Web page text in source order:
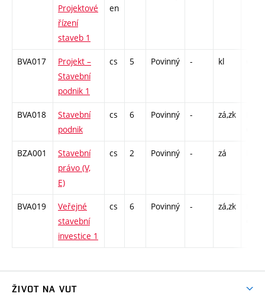
Projektové
řízení
staveb 1
en
BVA017
Projekt –
Stavební
podnik 1
cs 5 Povinný - kl
BVA018
Stavební
podnik
cs 6 Povinný - zá,zk
BZA001
Stavební
právo (V,
E)
cs 2 Povinný - zá
BVA019
Veřejné
stavební
investice 1
cs 6 Povinný - zá,zk
ŽIVOT NA VUT